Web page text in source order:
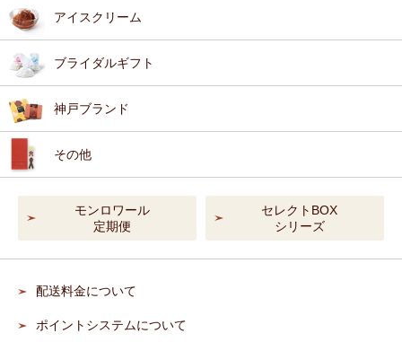
アイスクリーム
ブライダルギフト
神戸ブランド
その他
モンロワール
定期便
セレクトBOX
シリーズ
配送料金について
ポイントシステムについて